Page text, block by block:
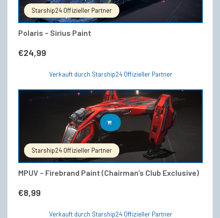
Starship24 Offizieller Partner
Polaris – Sirius Paint
€24,99
Verkauft durch Starship24 Offizieller Partner
Starship24 Offizieller Partner
MPUV – Firebrand Paint (Chairman’s Club Exclusive)
€8,99
IN DEN WARENKORB
Verkauft durch Starship24 Offizieller Partner